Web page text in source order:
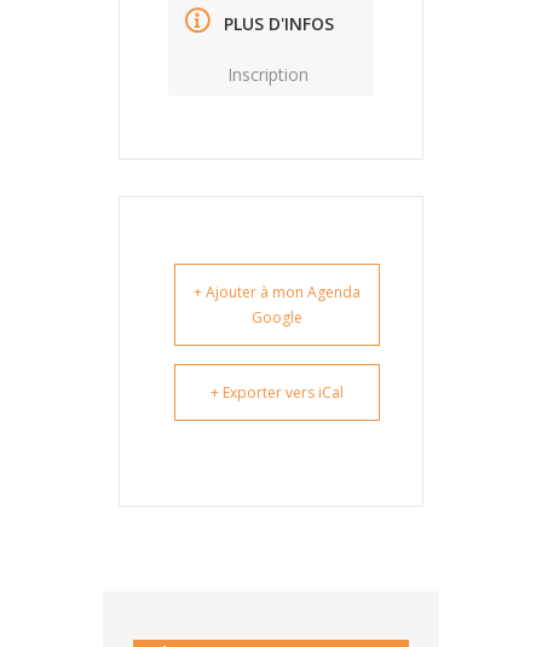
PLUS D'INFOS
Inscription
+ Ajouter à mon Agenda
Google
+ Exporter vers iCal